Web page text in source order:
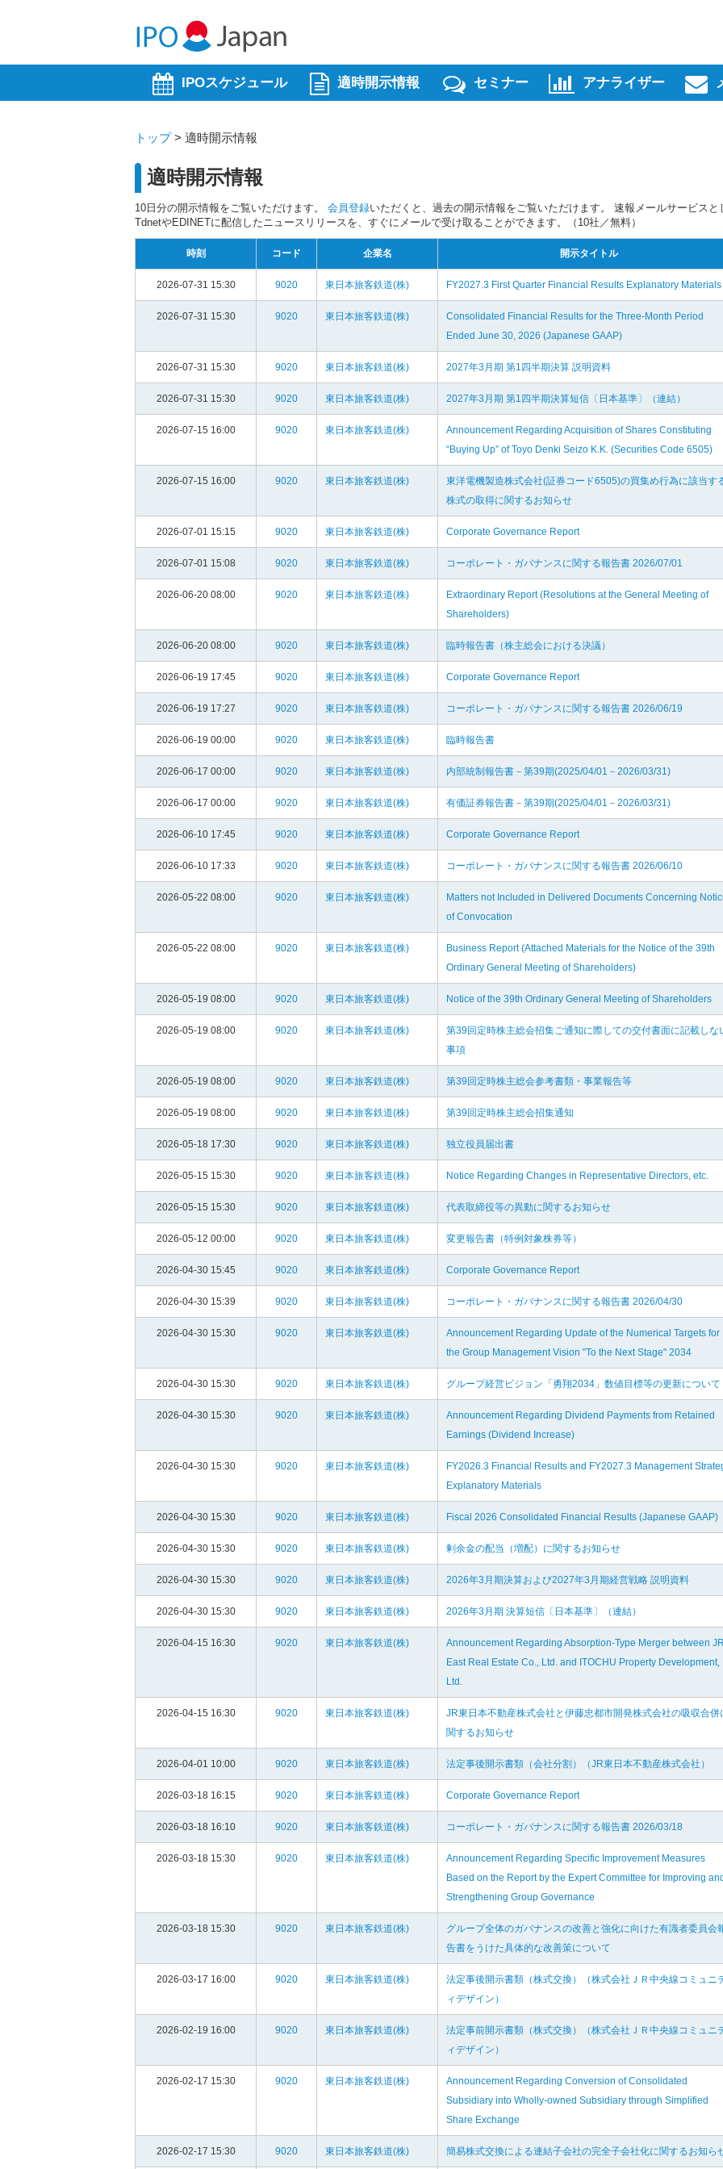
IPOスケジュール 適時開示情報 セミナー アナライザー
トップ> 適時開示情報
適時開示情報
10日分の開示情報をご覧いただけます。 会員登録いただくと、過去の開示情報をご覧いただけます。 速報メールサービスと
TdnetやEDINETに配信したニュースリリースを、すぐにメールで受け取ることができます。（10社／無料）
時刻 コード 企業名 開示タイトル
2026-07-31 15:30 9020 東日本旅客鉄道(株) FY2027.3 First Quarter Financial Results Explanatory Materials
2026-07-31 15:30 9020 東日本旅客鉄道(株)
Consolidated Financial Results for the Three-Month Period
Ended June 30, 2026 (Japanese GAAP)
2026-07-31 15:30 9020 東日本旅客鉄道(株) 2027年3月期 第1四半期決算 説明資料
2026-07-31 15:30 9020 東日本旅客鉄道(株) 2027年3月期 第1四半期決算短信〔日本基準〕（連結）
2026-07-15 16:00 9020 東日本旅客鉄道(株)
Announcement Regarding Acquisition of Shares Constituting
“Buying Up” of Toyo Denki Seizo K.K. (Securities Code 6505)
2026-07-15 16:00 9020 東日本旅客鉄道(株)
東洋電機製造株式会社(証券コード6505)の買集め行為に該当す
株式の取得に関するお知らせ
2026-07-01 15:15 9020 東日本旅客鉄道(株) Corporate Governance Report
2026-07-01 15:08 9020 東日本旅客鉄道(株) コーポレート・ガバナンスに関する報告書 2026/07/01
2026-06-20 08:00 9020 東日本旅客鉄道(株)
Extraordinary Report (Resolutions at the General Meeting of
Shareholders)
2026-06-20 08:00 9020 東日本旅客鉄道(株) 臨時報告書（株主総会における決議）
2026-06-19 17:45 9020 東日本旅客鉄道(株) Corporate Governance Report
2026-06-19 17:27 9020 東日本旅客鉄道(株) コーポレート・ガバナンスに関する報告書 2026/06/19
2026-06-19 00:00 9020 東日本旅客鉄道(株) 臨時報告書
2026-06-17 00:00 9020 東日本旅客鉄道(株) 内部統制報告書－第39期(2025/04/01－2026/03/31)
2026-06-17 00:00 9020 東日本旅客鉄道(株) 有価証券報告書－第39期(2025/04/01－2026/03/31)
2026-06-10 17:45 9020 東日本旅客鉄道(株) Corporate Governance Report
2026-06-10 17:33 9020 東日本旅客鉄道(株) コーポレート・ガバナンスに関する報告書 2026/06/10
2026-05-22 08:00 9020 東日本旅客鉄道(株)
Matters not Included in Delivered Documents Concerning
of Convocation
2026-05-22 08:00 9020 東日本旅客鉄道(株)
Business Report (Attached Materials for the Notice of the 39th
Ordinary General Meeting of Shareholders)
2026-05-19 08:00 9020 東日本旅客鉄道(株) Notice of the 39th Ordinary General Meeting of Shareholders
2026-05-19 08:00 9020 東日本旅客鉄道(株)
第39回定時株主総会招集ご通知に際しての交付書面に記載しな
事項
2026-05-19 08:00 9020 東日本旅客鉄道(株) 第39回定時株主総会参考書類・事業報告等
2026-05-19 08:00 9020 東日本旅客鉄道(株) 第39回定時株主総会招集通知
2026-05-18 17:30 9020 東日本旅客鉄道(株) 独立役員届出書
2026-05-15 15:30 9020 東日本旅客鉄道(株) Notice Regarding Changes in Representative Directors, etc.
2026-05-15 15:30 9020 東日本旅客鉄道(株) 代表取締役等の異動に関するお知らせ
2026-05-12 00:00 9020 東日本旅客鉄道(株) 変更報告書（特例対象株券等）
2026-04-30 15:45 9020 東日本旅客鉄道(株) Corporate Governance Report
2026-04-30 15:39 9020 東日本旅客鉄道(株) コーポレート・ガバナンスに関する報告書 2026/04/30
2026-04-30 15:30 9020 東日本旅客鉄道(株)
Announcement Regarding Update of the Numerical Targets for
the Group Management Vision "To the Next Stage" 2034
2026-04-30 15:30 9020 東日本旅客鉄道(株) グループ経営ビジョン「勇翔2034」数値目標等の更新について
2026-04-30 15:30 9020 東日本旅客鉄道(株)
Announcement Regarding Dividend Payments from Retained
Earnings (Dividend Increase)
2026-04-30 15:30 9020 東日本旅客鉄道(株)
FY2026.3 Financial Results and FY2027.3 Management
Explanatory Materials
2026-04-30 15:30 9020 東日本旅客鉄道(株) Fiscal 2026 Consolidated Financial Results (Japanese GAAP)
2026-04-30 15:30 9020 東日本旅客鉄道(株) 剰余金の配当（増配）に関するお知らせ
2026-04-30 15:30 9020 東日本旅客鉄道(株) 2026年3月期決算および2027年3月期経営戦略 説明資料
2026-04-30 15:30 9020 東日本旅客鉄道(株) 2026年3月期 決算短信〔日本基準〕（連結）
2026-04-15 16:30 9020 東日本旅客鉄道(株)
Announcement Regarding Absorption-Type Merger between
East Real Estate Co., Ltd. and ITOCHU Property Development,
Ltd.
2026-04-15 16:30 9020 東日本旅客鉄道(株)
JR東日本不動産株式会社と伊藤忠都市開発株式会社の吸収合併
関するお知らせ
2026-04-01 10:00 9020 東日本旅客鉄道(株) 法定事後開示書類（会社分割）（JR東日本不動産株式会社）
2026-03-18 16:15 9020 東日本旅客鉄道(株) Corporate Governance Report
2026-03-18 16:10 9020 東日本旅客鉄道(株) コーポレート・ガバナンスに関する報告書 2026/03/18
2026-03-18 15:30 9020 東日本旅客鉄道(株)
Announcement Regarding Specific Improvement Measures
Based on the Report by the Expert Committee for Improving
Strengthening Group Governance
2026-03-18 15:30 9020 東日本旅客鉄道(株)
グループ全体のガバナンスの改善と強化に向けた有識者委員会
告書をうけた具体的な改善策について
2026-03-17 16:00 9020 東日本旅客鉄道(株)
法定事後開示書類（株式交換）（株式会社ＪＲ中央線コミュニ
ィデザイン）
2026-02-19 16:00 9020 東日本旅客鉄道(株)
法定事前開示書類（株式交換）（株式会社ＪＲ中央線コミュニ
ィデザイン）
2026-02-17 15:30 9020 東日本旅客鉄道(株)
Announcement Regarding Conversion of Consolidated
Subsidiary into Wholly-owned Subsidiary through Simplified
Share Exchange
2026-02-17 15:30 9020 東日本旅客鉄道(株) 簡易株式交換による連結子会社の完全子会社化に関するお知ら